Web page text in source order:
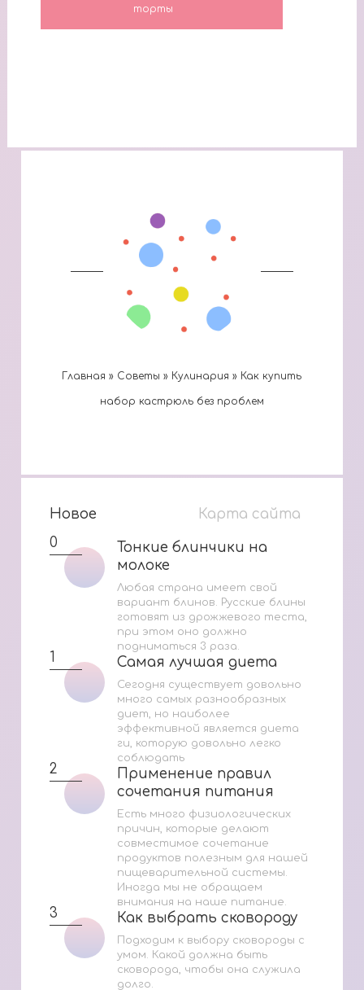
торты
Главная » Cоветы » Кулинария » Как купить
набор кастрюль без проблем
Новое
Карта сайта
0
Тонкие блинчики на
молоке
Тонкие блинчики на
молоке
Любая страна имеет свой
вариант блинов. Русские блины
готовят из дрожжевого теста,
при этом оно должно
подниматься 3 раза.
1 Самая лучшая диета
Самая лучшая диета
Сегодня существует довольно
много самых разнообразных
диет, но наиболее
эффективной является диета
ги, которую довольно легко
соблюдать
2
Применение правил
сочетания питания
Применение правил
сочетания питания
Есть много физиологических
причин, которые делают
совместимое сочетание
продуктов полезным для нашей
пищеварительной системы.
Иногда мы не обращаем
внимания на наше питание.
3 Как выбрать сковороду
Как выбрать сковороду
Подходим к выбору сковороды с
умом. Какой должна быть
сковорода, чтобы она служила
долго.